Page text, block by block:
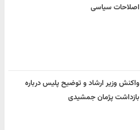
اصلاحات سیاسی
واکنش وزیر ارشاد و توضیح پلیس درباره
بازداشت پژمان جمشیدی